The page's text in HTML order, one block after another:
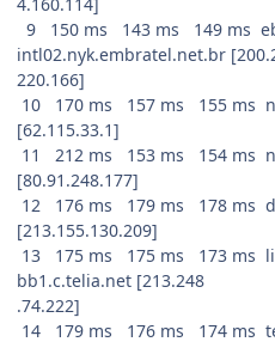
9 150 ms 143 ms 149 ms
intl02.nyk.embratel.net.br
220.166]
10 170 ms 157 ms 155 ms
[62.115.33.1]
11 212 ms 153 ms 154 ms
[80.91.248.177]
12 176 ms 179 ms 178 ms
[213.155.130.209]
13 175 ms 175 ms 173 ms
bb1.c.telia.net [213.248
.74.222]
14 179 ms 176 ms 174 ms